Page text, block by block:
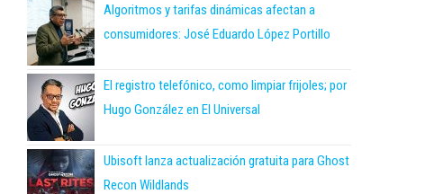
Algoritmos y tarifas dinámicas afectan a
consumidores: José Eduardo López Portillo
El registro telefónico, como limpiar frijoles; por
Hugo González en El Universal
Ubisoft lanza actualización gratuita para Ghost
Recon Wildlands